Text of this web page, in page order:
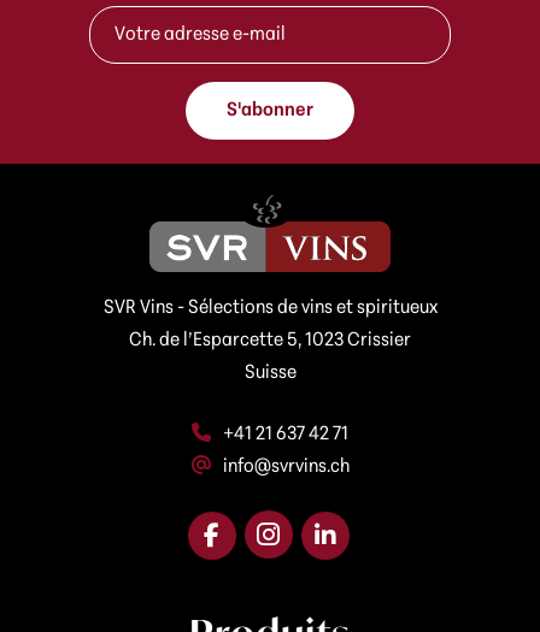
a
i
l
A
d
s
s
e
*
A
d
r
*
S'abonner
SVR Vins - Sélections de vins et spiritueux
Ch. de l’Esparcette 5, 1023 Crissier
Suisse
+41 21 637 42 71
info@svrvins.ch